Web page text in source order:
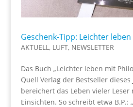
Geschenk-Tipp: Leichter
AKTUELL , LUFT, NEWSLETTER
Das Buch „Leichter leben mit
Quell Verlag der Bestseller dieses
bereichert das Leben vieler
Einsichten. So schreibt etwa B.P.: